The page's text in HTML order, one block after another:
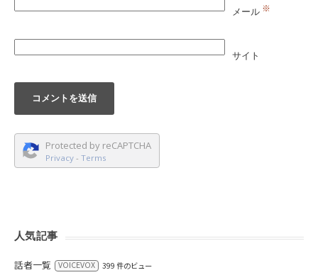
メール ※
サイト
Protected by reCAPTCHA
Privacy - Terms
人気記事
話者一覧 VOICEVOX 399 件のビュー